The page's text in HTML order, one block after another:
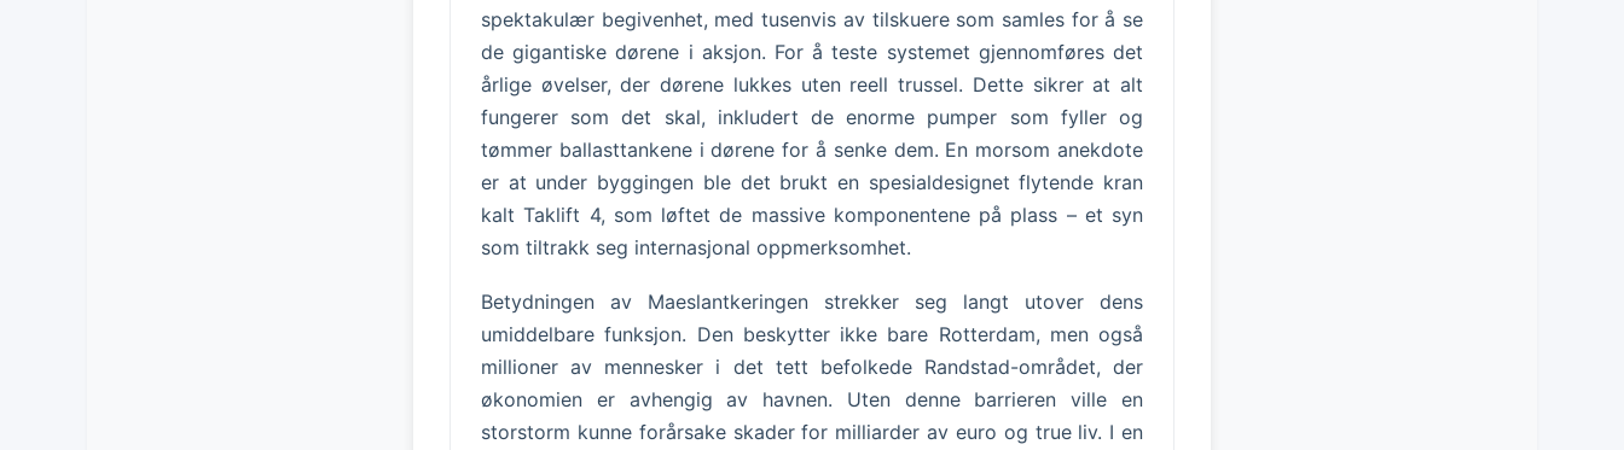
spektakulær begivenhet, med tusenvis av tilskuere som samles for å se
de gigantiske dørene i aksjon. For å teste systemet gjennomføres det
årlige øvelser, der dørene lukkes uten reell trussel. Dette sikrer at alt
fungerer som det skal, inkludert de enorme pumper som fyller og
tømmer ballasttankene i dørene for å senke dem. En morsom anekdote
er at under byggingen ble det brukt en spesialdesignet flytende kran
kalt Taklift 4, som løftet de massive komponentene på plass – et syn
som tiltrakk seg internasjonal oppmerksomhet.
Betydningen av Maeslantkeringen strekker seg langt utover dens
umiddelbare funksjon. Den beskytter ikke bare Rotterdam, men også
millioner av mennesker i det tett befolkede Randstad-området, der
økonomien er avhengig av havnen. Uten denne barrieren ville en
storstorm kunne forårsake skader for milliarder av euro og true liv. I en